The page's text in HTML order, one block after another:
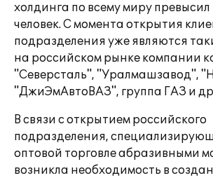
холдинга по всему миру
человек. С момента открытия
подразделения уже являются
на российском рынке компании
"Северсталь", "Уралмашзавод",
"ДжиЭмАвтоВАЗ", группа ГАЗ и
В связи с открытием российского
подразделения,
оптовой торговле абразивными
возникла необходимость в